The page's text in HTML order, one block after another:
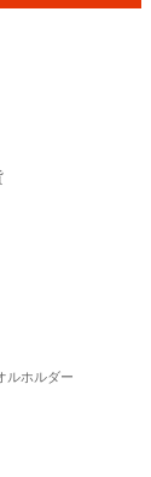
ルホルダー